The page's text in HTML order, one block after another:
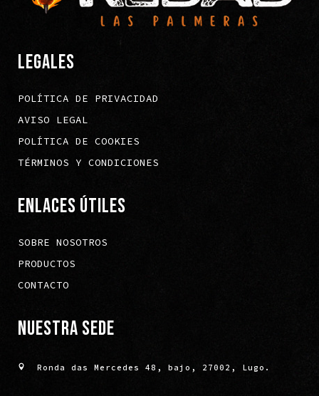
LEGALES
POLÍTICA DE PRIVACIDAD
AVISO LEGAL
POLÍTICA DE COOKIES
TÉRMINOS Y CONDICIONES
ENLACES ÚTILES
SOBRE NOSOTROS
PRODUCTOS
CONTACTO
NUESTRA SEDE
Ronda das Mercedes 48, bajo, 27002, Lugo.